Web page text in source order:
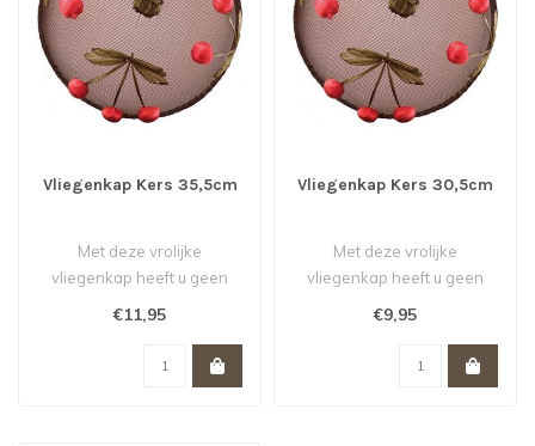
Vliegenkap Kers 35,5cm
Met deze vrolijke
vliegenkap heeft u geen
last meer van vervelende
€11,95
Vliegenkap Kers 30,5cm
Met deze vrolijke
vliegenkap heeft u geen
last meer van vervelende
€9,95